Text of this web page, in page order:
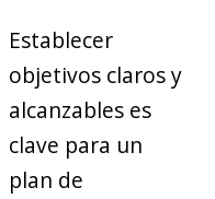
Establecer
objetivos claros y
alcanzables es
clave para un
plan de